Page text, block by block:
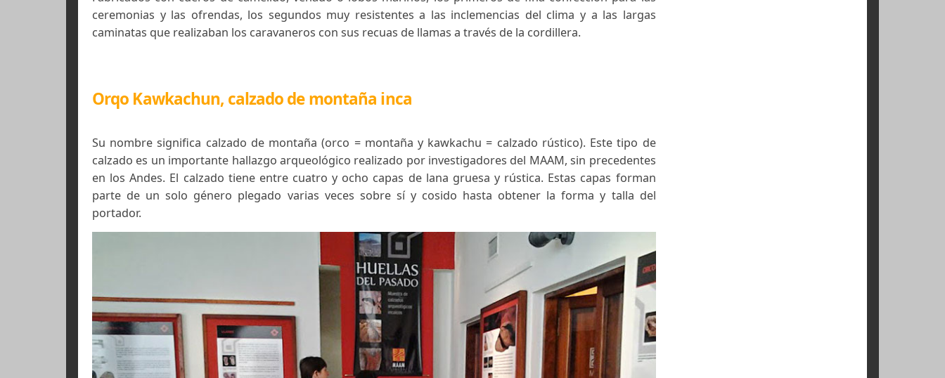
el talón y uno que pasa entre el dedo gordo y el siguiente. En estos amarres se sujetan los cordeles de
lana, cintas de cuero o de fibra vegetal que fijan el pie a la suela.
calzado con cuatro amarres y cuyas correas (de lana, fibra vegetal o cuero) cruzan el empeine desde la
parte anterior, hasta los dos amarres que fijan el talón.
De los calzados cerrados se pueden mencionar en términos generales el Pollco y el Kawkachu.
Fabricados con cueros de camélido, venado o lobos marinos, los primeros de fina confección para las
ceremonias y las ofrendas, los segundos muy resistentes a las inclemencias del clima y a las largas
caminatas que realizaban los caravaneros con sus recuas de llamas a través de la cordillera.
Orqo Kawkachun, calzado de montaña inca
Su nombre significa calzado de montaña (orco = montaña y kawkachu = calzado rústico). Este tipo de
calzado es un importante hallazgo arqueológico realizado por investigadores del MAAM, sin precedentes